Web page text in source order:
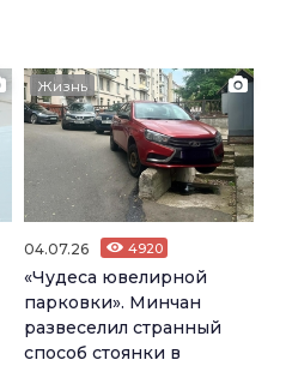
Жизнь
04.07.26 4920
«Чудеса ювелирной
парковки». Минчан
развеселил странный
способ стоянки в